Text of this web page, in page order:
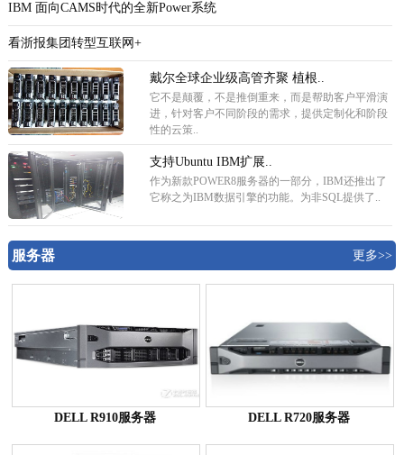
IBM 面向CAMS时代的全新Power系统
看浙报集团转型互联网+
戴尔全球企业级高管齐聚 植根..
它不是颠覆，不是推倒重来，而是帮助客户平滑演
进，针对客户不同阶段的需求，提供定制化和阶段
性的云策..
支持Ubuntu IBM扩展..
作为新款POWER8服务器的一部分，IBM还推出了
它称之为IBM数据引擎的功能。为非SQL提供了..
服务器 更多>>
DELL R910服务器 DELL R720服务器